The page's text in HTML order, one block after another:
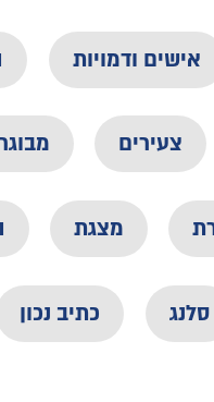
אישים ודמויות
צעירים
מצגת
סלנג כתיב נכון